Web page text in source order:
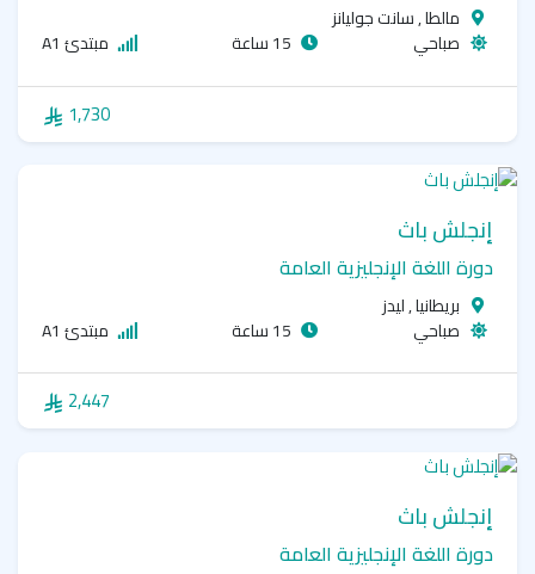
مالطا , سانت جوليانز
صباحي
مبتدئ A1
1,730
إنجلش باث
دورة اللغة الإنجليزية العامة
بريطانيا , ليدز
صباحي
مبتدئ A1
2,447
إنجلش باث
دورة اللغة الإنجليزية العامة